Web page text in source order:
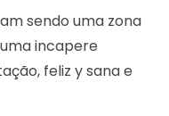
sendo uma zona
incapere
feliz y sana e